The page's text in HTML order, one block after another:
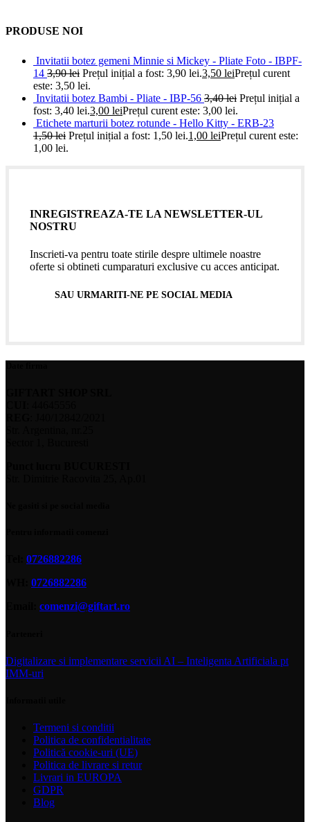
PRODUSE NOI
Invitatii botez gemeni Minnie si Mickey - Pliate Foto - IBPF-
14 3,90lei Prețul inițial a fost: 3,90 lei.3,50 leiPrețul curent
este: 3,50 lei.
Invitatii botez Bambi - Pliate - IBP-56 3,40lei Prețul inițial a
fost: 3,40 lei.3,00 leiPrețul curent este: 3,00 lei.
Etichete marturii botez rotunde - Hello Kitty - ERB-23
1,50lei Prețul inițial a fost: 1,50 lei.1,00 leiPrețul curent este:
1,00 lei.
INREGISTREAZA-TE LA NEWSLETTER-UL
NOSTRU
Inscrieti-va pentru toate stirile despre ultimele noastre
oferte si obtineti cumparaturi exclusive cu acces anticipat.
SAU URMARITI-NE PE SOCIAL MEDIA
0726882286
0726882286
comenzi@giftart.ro
Digitalizare si implementare servicii AI – Inteligenta Artificiala pt
IMM-uri
Termeni si conditii
Politica de confidentialitate
Politică cookie-uri (UE)
Politica de livrare si retur
Livrari in EUROPA
GDPR
Blog